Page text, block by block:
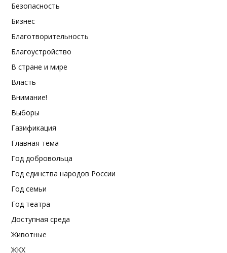
Безопасность
Бизнес
Благотворительность
Благоустройство
В стране и мире
Власть
Внимание!
Выборы
Газификация
Главная тема
Год добровольца
Год единства народов России
Год семьи
Год театра
Доступная среда
Животные
ЖКХ